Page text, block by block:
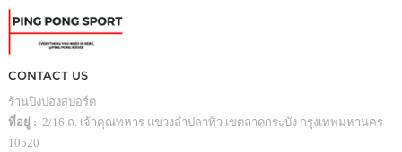
CONTACT US
ร้านปิงปองสปอร์ต
ที่อยู่ : 2/16 ถ. เจ้าคุณทหาร แขวงลำปลาทิว เขตลาดกระบัง กรุงเทพมหานคร
10520